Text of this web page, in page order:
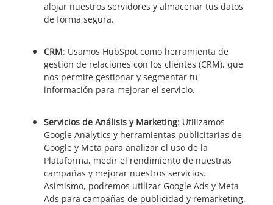
alojar nuestros servidores y almacenar tus datos
de forma segura.
CRM: Usamos HubSpot como herramienta de
gestión de relaciones con los clientes (CRM), que
nos permite gestionar y segmentar tu
información para mejorar el servicio.
Servicios de Análisis y Marketing: Utilizamos
Google Analytics y herramientas publicitarias de
Google y Meta para analizar el uso de la
Plataforma, medir el rendimiento de nuestras
campañas y mejorar nuestros servicios.
Asimismo, podremos utilizar Google Ads y Meta
Ads para campañas de publicidad y remarketing.